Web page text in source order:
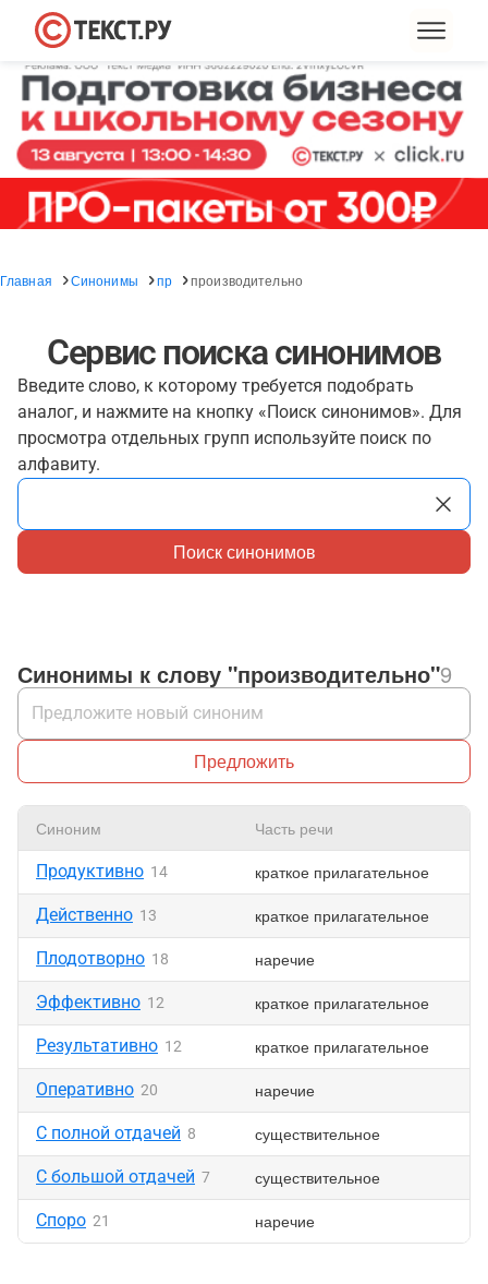
Главная Синонимы пр производительно
Сервис поиска синонимов
Введите слово, к которому требуется подобрать
аналог, и нажмите на кнопку «Поиск синонимов». Для
просмотра отдельных групп используйте поиск по
алфавиту.
Поиск синонимов
Синонимы к слову "производительно"9
Предложить
Синоним Часть речи
Продуктивно 14 краткое прилагательное
Действенно 13 краткое прилагательное
Плодотворно 18 наречие
Эффективно 12 краткое прилагательное
Результативно 12 краткое прилагательное
Оперативно 20 наречие
С полной отдачей 8 существительное
С большой отдачей 7 существительное
Споро 21 наречие